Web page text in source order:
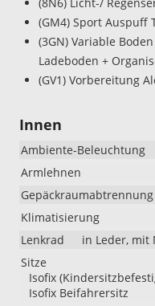
(GM4) Sport Auspuff
(3GN) Variable
Ladeboden +
(GV1) Vorbereitung
Innen
Ambiente-Beleuchtung
Armlehnen
Gepäckraumabtrennung
Klimatisierung
Lenkrad
in Leder, mit
Sitze
Isofix
Isofix Beifahrersitz